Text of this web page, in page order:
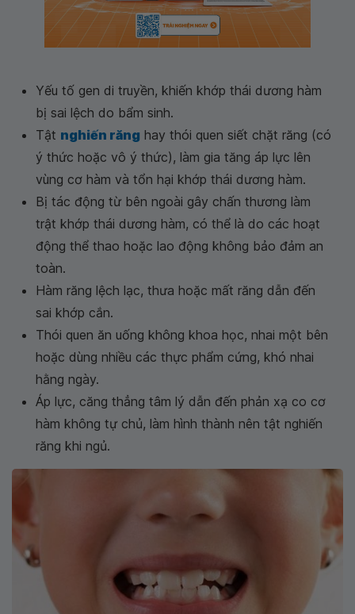
Yếu tố gen di truyền, khiến khớp thái dương hàm
bị sai lệch do bẩm sinh.
Tật nghiến răng hay thói quen siết chặt răng (có
ý thức hoặc vô ý thức), làm gia tăng áp lực lên
vùng cơ hàm và tổn hại khớp thái dương hàm.
Bị tác động từ bên ngoài gây chấn thương làm
trật khớp thái dương hàm, có thể là do các hoạt
động thể thao hoặc lao động không bảo đảm an
toàn.
Hàm răng lệch lạc, thưa hoặc mất răng dẫn đến
sai khớp cắn.
Thói quen ăn uống không khoa học, nhai một bên
hoặc dùng nhiều các thực phẩm cứng, khó nhai
hằng ngày.
Áp lực, căng thẳng tâm lý dẫn đến phản xạ co cơ
hàm không tự chủ, làm hình thành nên tật nghiến
răng khi ngủ.